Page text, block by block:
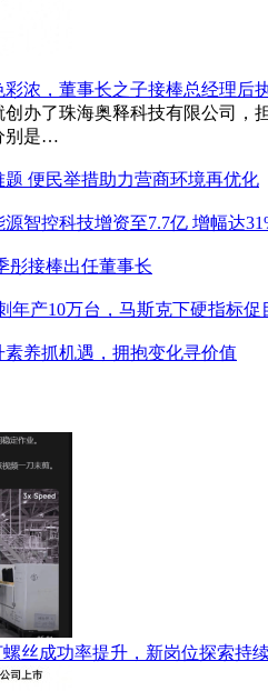
浓，董事长之子接棒总经理后
办了珠海奥释科技有限公司
别是…
便民举措助力营商环境再优化
智控科技增资至7.7亿 增幅达
彤接棒出任董事长
年产10万台，马斯克下硬指标促
养抓机遇，拥抱变化寻价值
丝成功率提升，新岗位探索持